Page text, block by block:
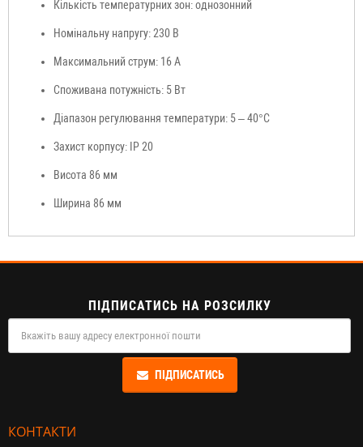
Кількість температурних зон:однозонний
Номінальну напругу:230 В
Максимальний струм: 16 А
Споживана потужність: 5 Вт
Діапазон регулювання температури: 5 – 40°C
Захист корпусу: IP 20
Висота 86 мм
Ширина 86 мм
ПІДПИСАТИСЬ НА РОЗСИЛКУ
ПІДПИСАТИСЬ
КОНТАКТИ